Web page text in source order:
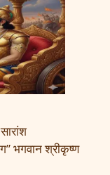
भगवान श्रीकृष्ण